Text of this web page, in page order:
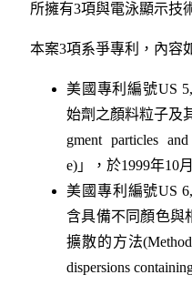
所擁有3項與電泳顯示技
本案3項系爭專利，內容
美國專利編號US
始劑之顏料粒子及
gment particles
e)」，於1999年10
美國專利編號US
含具備不同顏色與
擴散的方法
dispersions